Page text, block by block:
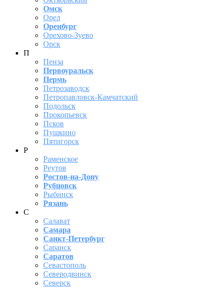
Омск
Орел
Оренбург
Орехово-Зуево
Орск
П
Пенза
Первоуральск
Пермь
Петрозаводск
Петропавловск-Камчатский
Подольск
Прокопьевск
Псков
Пушкино
Пятигорск
Р
Раменское
Реутов
Ростов-на-Дону
Рубцовск
Рыбинск
Рязань
С
Салават
Самара
Санкт-Петербург
Саранск
Саратов
Севастополь
Северодвинск
Северск